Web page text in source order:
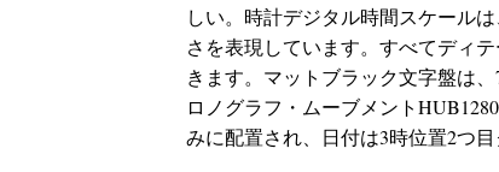
しい。時計デジタル時間スケール
さを表現しています。すべてディ
きます。マットブラック文字盤は
ロノグラフ・ムーブメント
みに配置され、日付は3時位置2つ